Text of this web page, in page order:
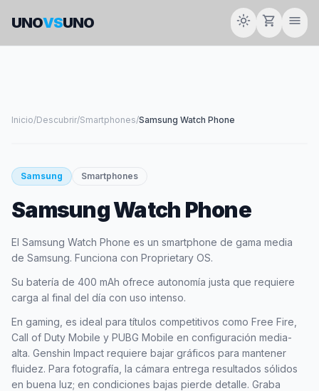
UNOVSUNO light_mode shopping_cart menu
Inicio/Descubrir/Smartphones/Samsung Watch Phone
smartphone
SAMSUNG
Samsung Smartphones
Samsung Watch Phone
El Samsung Watch Phone es un smartphone de gama media
de Samsung. Funciona con Proprietary OS.
Su batería de 400 mAh ofrece autonomía justa que requiere
carga al final del día con uso intenso.
En gaming, es ideal para títulos competitivos como Free Fire,
Call of Duty Mobile y PUBG Mobile en configuración media-
alta. Genshin Impact requiere bajar gráficos para mantener
fluidez. Para fotografía, la cámara entrega resultados sólidos
en buena luz; en condiciones bajas pierde detalle. Graba